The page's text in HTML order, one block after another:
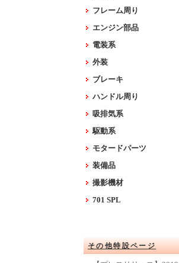
フレーム周り
エンジン部品
電装系
外装
ブレーキ
ハンドル周り
吸排気系
駆動系
モタードパーツ
装備品
撮影機材
701 SPL
その他特設ページ